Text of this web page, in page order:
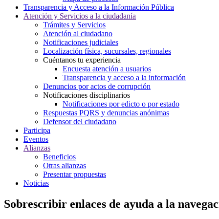
Transparencia y Acceso a la Información Pública
Atención y Servicios a la ciudadanía
Trámites y Servicios
Atención al ciudadano
Notificaciones judiciales
Localización física, sucursales, regionales
Cuéntanos tu experiencia
Encuesta atención a usuarios
Transparencia y acceso a la información
Denuncios por actos de corrupción
Notificaciones disciplinarios
Notificaciones por edicto o por estado
Respuestas PQRS y denuncias anónimas
Defensor del ciudadano
Participa
Eventos
Alianzas
Beneficios
Otras alianzas
Presentar propuestas
Noticias
Sobrescribir enlaces de ayuda a la